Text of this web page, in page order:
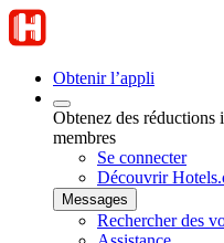
Obtenir l’appli
Obtenez des réductions
membres
Se connecter
Découvrir
Messages
Rechercher des